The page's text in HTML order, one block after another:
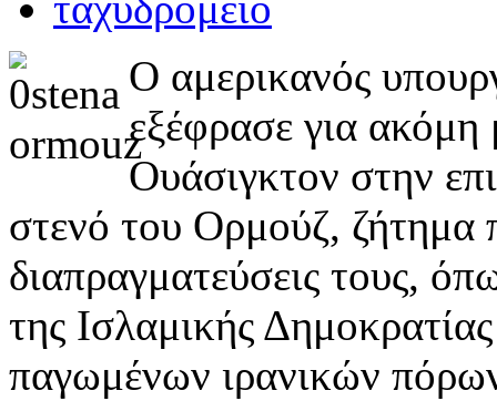
Ο αμερικανός
εξέφρασε για ακόμη
Ουάσιγκτον στην
στενό του Ορμούζ, ζήτημα
διαπραγματεύσεις τους,
της Ισλαμικής
παγωμένων ιρανικών